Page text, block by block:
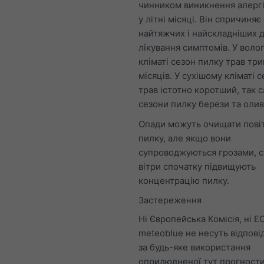
чинником виникнення
у літні місяці. Він спричиняє
найтяжчих і найскладніших
лікування симптомів. У
кліматі сезон пилку трав
місяців. У сухішому кліматі
трав істотно коротший, так
сезони пилку берези та
Опади можуть очищати
пилку, але якщо вони
супроводжуються грозами,
вітри спочатку підвищують
концентрацію пилку.
Застереження
Ні Європейська Комісія, ні
meteoblue не несуть
за будь-яке використання
оприлюдненої тут